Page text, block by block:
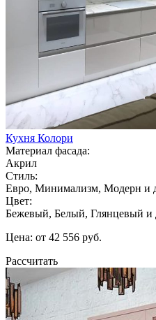
Кухня Колори
Материал фасада:
Акрил
Стиль:
Евро, Минимализм, Модерн и
Цвет:
Бежевый, Белый, Глянцевый и
Цена: от 42 556 руб.
Рассчитать